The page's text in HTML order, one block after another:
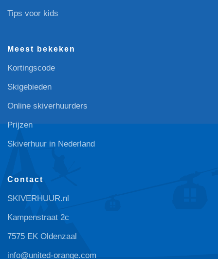
Tips voor kids
Meest bekeken
Kortingscode
Skigebieden
Online skiverhuurders
Prijzen
Skiverhuur in Nederland
Contact
SKIVERHUUR.nl
Kampenstraat 2c
7575 EK Oldenzaal
info@united-orange.com